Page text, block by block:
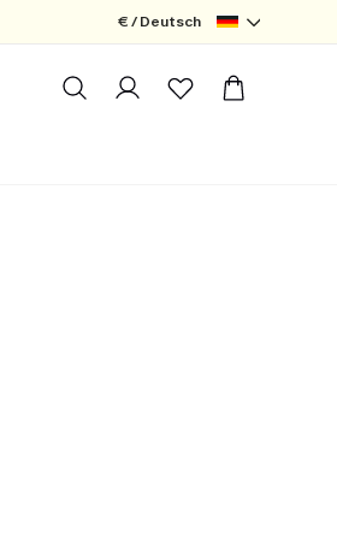
€ / Deutsch